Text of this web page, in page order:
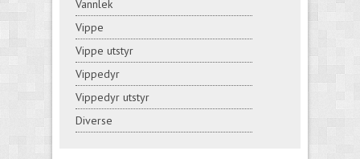
Vannlek
Vippe
Vippe utstyr
Vippedyr
Vippedyr utstyr
Diverse